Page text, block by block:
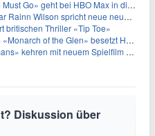
Go» geht bei HBO Max in die dritte Runde
spricht neue neuseeländische Serie «Settling»
britischen Thriller «Tip Toe»
of the Glen» besetzt Hauptrollen
kehren mit neuem Spielfilm zurück
Diskussion über